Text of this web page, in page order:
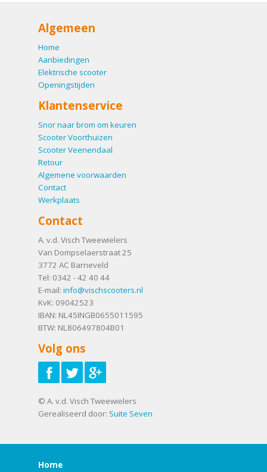
Algemeen
Home
Aanbiedingen
Elektrische scooter
Openingstijden
Klantenservice
Snor naar brom om keuren
Scooter Voorthuizen
Scooter Veenendaal
Retour
Algemene voorwaarden
Contact
Werkplaats
Contact
A. v.d. Visch Tweewielers
Van Dompselaerstraat 25
3772 AC Barneveld
Tel: 0342 - 42 40 44
E-mail: info@vischscooters.nl
KvK: 09042523
IBAN: NL45INGB0655011595
BTW: NL806497804B01
Volg ons
© A. v.d. Visch Tweewielers
Gerealiseerd door: Suite Seven
Home